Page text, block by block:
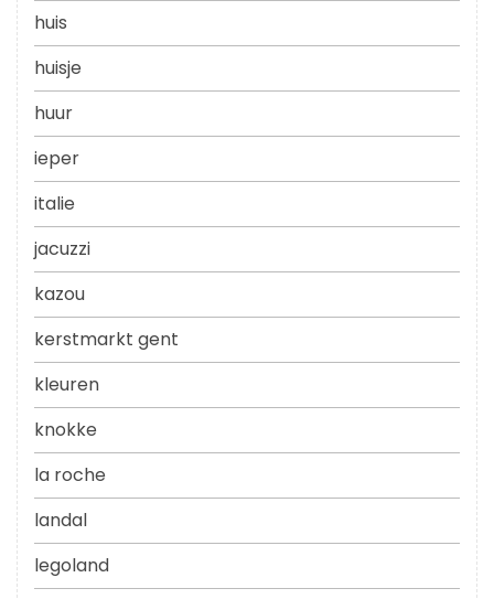
huis
huisje
huur
ieper
italie
jacuzzi
kazou
kerstmarkt gent
kleuren
knokke
la roche
landal
legoland